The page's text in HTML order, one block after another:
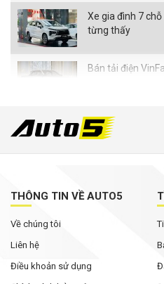
Xe gia đình 7
từng thấy
Bán tải điện
Không chỉ cạnh
tô đua nhau
bài đăng của
Từ tháng 8/
thông người dân
THÔNG TIN VỀ AUTO5
Về chúng tôi
Liên hệ
Điều khoản sử dụng